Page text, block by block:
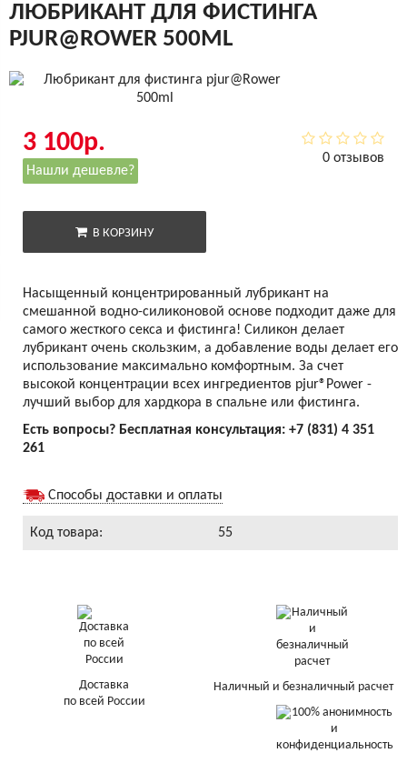
ЛЮБРИКАНТ ДЛЯ ФИСТИНГА
PJUR@ROWER 500ML
0 отзывов
3 100р.
Нашли дешевле?
В КОРЗИНУ
Насыщенный концентрированный лубрикант на
смешанной водно-силиконовой основе подходит даже для
самого жесткого секса и фистинга! Силикон делает
лубрикант очень скользким, а добавление воды делает его
использование максимально комфортным. За счет
высокой концентрации всех ингредиентов pjur®Power -
лучший выбор для хардкора в спальне или фистинга.
Есть вопросы? Бесплатная консультация: +7 (831) 4 351
261
Способы доставки и оплаты
Код товара: 55
Доставка
по всей России
Наличный и безналичный расчет